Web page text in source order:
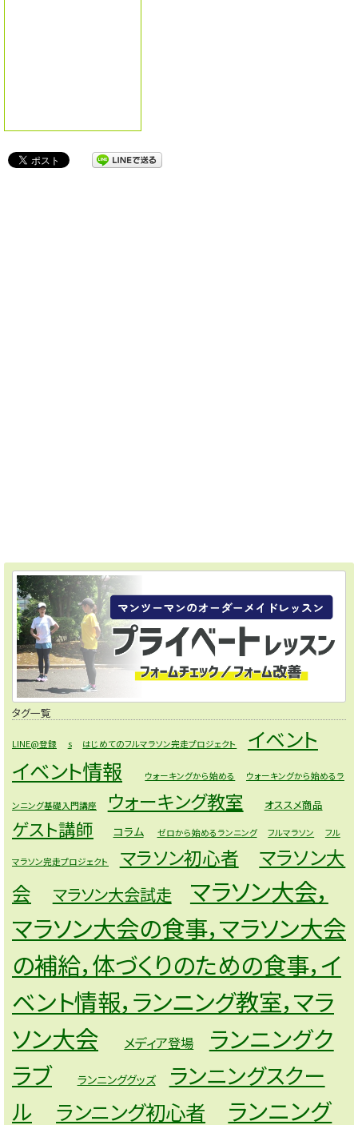
タグ一覧
LINE@登録 s はじめてのフルマラソン完走プロジェクト
イベント
イベント情報
ウォーキングから始める ウォーキングから始めるラ
ンニング基礎入門講座 ウォーキング教室 オススメ商品
ゲスト講師 コラム ゼロから始めるランニング フルマラソン フル
マラソン完走プロジェクト マラソン初心者
マラソン大
会
マラソン大会試走
マラソン大会，
マラソン大会の食事，マラソン大会
の補給，体づくりのための食事，イ
ベント情報，ランニング教室，マラ
ソン大会
メディア登場
ランニングク
ラブ
ランニンググッズ
ランニングスクー
ル
ランニング初心者 ランニング